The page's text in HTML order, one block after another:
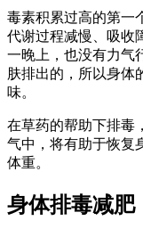
毒素积累过高的第一
代谢过程减慢、吸收
一晚上，也没有力气
肤排出的，所以身体
味。
在草药的帮助下排毒
气中，将有助于恢复
体重。
身体排毒减肥